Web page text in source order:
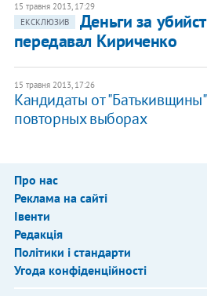
15 травня 2013, 17:29
ЕКСКЛЮЗИВ
Деньги за
передавал Кириченко
15 травня 2013, 17:26
Кандидаты от
повторных выборах
Про нас
Реклама на сайті
Івенти
Редакція
Політики і стандарти
Угода конфіденційності